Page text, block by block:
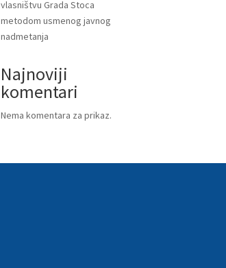
vlasništvu Grada Stoca
metodom usmenog javnog
nadmetanja
Najnoviji
komentari
Nema komentara za prikaz.